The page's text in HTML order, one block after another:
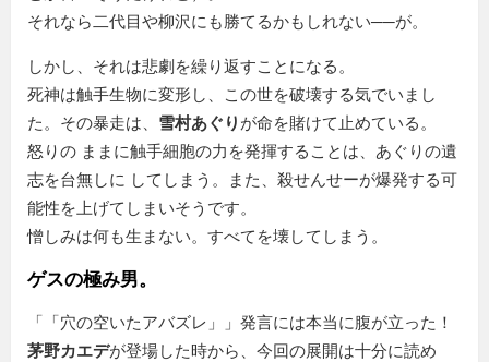
それなら二代目や柳沢にも勝てるかもしれない──が。
しかし、それは悲劇を繰り返すことになる。
死神は触手生物に変形し、この世を破壊する気でいまし
た。その暴走は、 雪村あぐり が命を賭けて止めている。
怒りの ままに触手細胞の力を発揮することは、あぐりの遺
志を台無しに してしまう。また、殺せんせーが爆発する可
能性を上げてしまいそうです。
憎しみは何も生まない。すべてを壊してしまう。
ゲスの極み男。
「 穴の空いたアバズレ
」発言には本当に腹が立った！
茅野カエデが登場した時から、今回の展開は十分に読め